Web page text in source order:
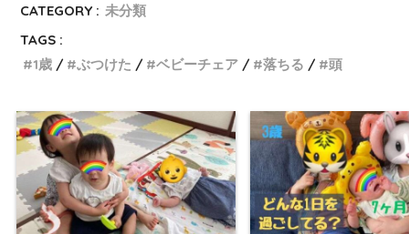
CATEGORY : 未分類
TAGS :
1歳
ぶつけた ベビーチェア 落ちる 頭